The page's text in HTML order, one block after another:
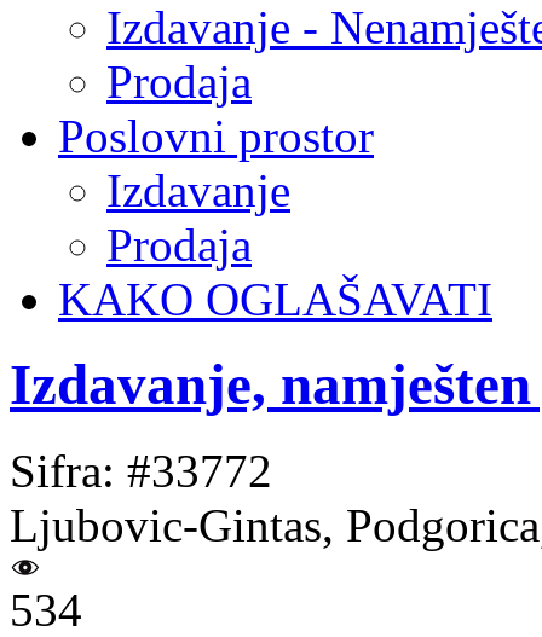
Izdavanje -
Prodaja
Poslovni prostor
Izdavanje
Prodaja
KAKO OGLAŠAVATI
Izdavanje,
Sifra: #33772
Ljubovic-Gintas,
534